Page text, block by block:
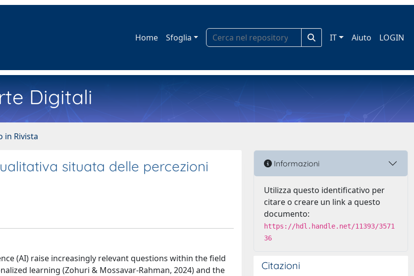
Home Sfoglia IT Aiuto LOGIN
Digitali
in Rivista
situata delle percezioni
(AI) raise increasingly relevant questions within the field
learning (Zohuri & Mossavar‐Rahman, 2024) and the
Informazioni
Utilizza questo identificativo per
citare o creare un link a questo
documento:
https://hdl.handle.net/11393/3571
36
Citazioni